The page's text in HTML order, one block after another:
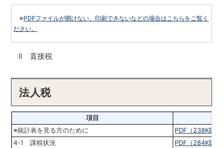
※PDFファイルが開けない、印刷できないなどの場合はこちらをご覧く
ださい。
Ⅱ 直接税
法人税
項目
令
※統計表を見る方のために
PDF（238KB）
4-1 課税状況
PDF（284KB）